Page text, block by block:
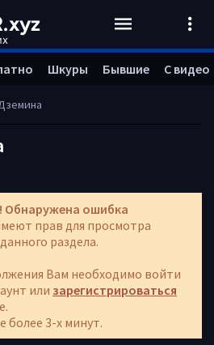
Обнаружена ошибка
прав для просмотра
раздела.
Вам необходимо войти
или зарегистрироваться
более 3-х минут.
Шкуры Бывшие С видео